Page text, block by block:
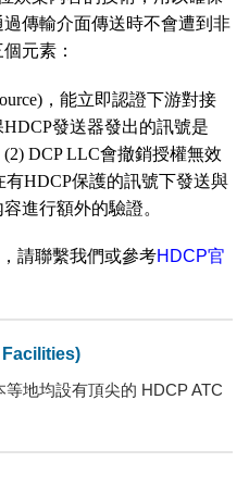
傳輸介面傳送時不會遭到非
元素：
，能立即認證下游對接
發送器發出的訊號是
DCP LLC會撤銷授權無效
HDCP保護的訊號下發送與
進行額外的驗證。
請聯繫我們或參考HDCP官
Facilities)
地均設有頂尖的 HDCP ATC